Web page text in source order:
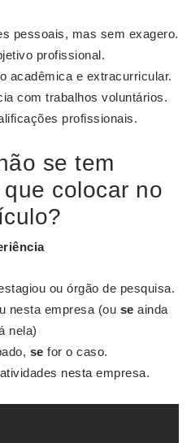
pessoais, mas sem exagero.
profissional.
acadêmica e extracurricular.
com trabalhos voluntários.
profissionais.
se tem
colocar no
ou órgão de pesquisa.
nesta empresa (ou se ainda
nela)
se for o caso.
nesta empresa.